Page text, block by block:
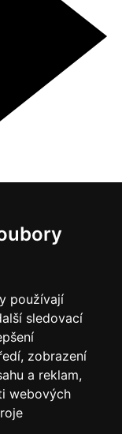
používají
sledovací
zobrazení
a reklam,
webových